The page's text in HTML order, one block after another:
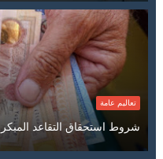
تعاليم عامة
شروط استحقاق التقاعد